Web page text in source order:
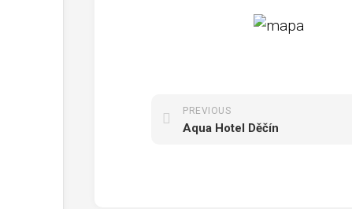
PREVIOUS
Aqua Hotel Děčín